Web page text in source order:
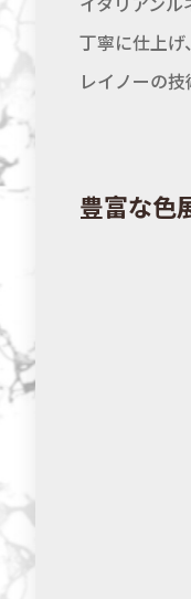
丁寧に仕上げ
レイノーの
豊富な色